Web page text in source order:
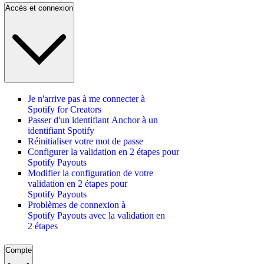
Accès et connexion
Je n'arrive pas à me connecter à
Spotify for Creators
Passer d'un identifiant Anchor à un
identifiant Spotify
Réinitialiser votre mot de passe
Configurer la validation en 2 étapes pour
Spotify Payouts
Modifier la configuration de votre
validation en 2 étapes pour
Spotify Payouts
Problèmes de connexion à
Spotify Payouts avec la validation en
2 étapes
Compte